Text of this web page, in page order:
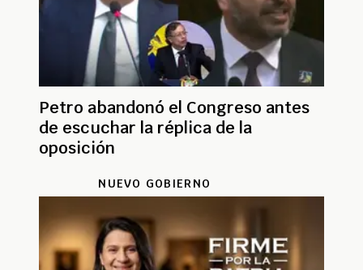
Petro abandonó el Congreso antes
de escuchar la réplica de la
oposición
NUEVO GOBIERNO